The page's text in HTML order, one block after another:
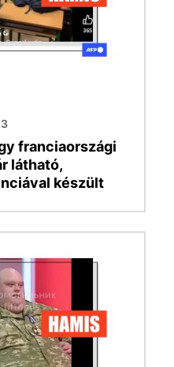
franciaországi
látható,
készült